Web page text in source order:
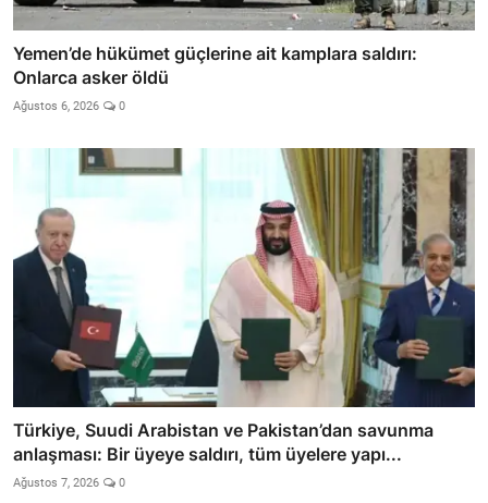
Yemen’de hükümet güçlerine ait kamplara saldırı:
Onlarca asker öldü
Ağustos 6, 2026 0
Türkiye, Suudi Arabistan ve Pakistan’dan savunma
anlaşması: Bir üyeye saldırı, tüm üyelere yapı...
Ağustos 7, 2026 0